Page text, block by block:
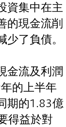
資集中在主
的現金流削
了負債。
金流及利潤
的上半年
期的1.83億
得益於對